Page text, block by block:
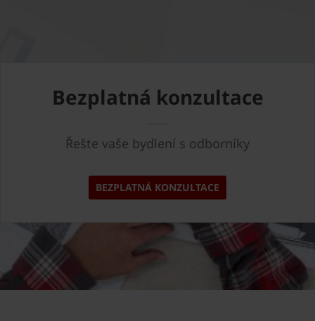
Bezplatná konzultace
Řešte vaše bydlení s odborníky
BEZPLATNÁ KONZULTACE